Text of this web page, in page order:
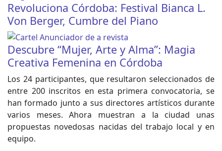
Revoluciona Córdoba: Festival Bianca L.
Von Berger, Cumbre del Piano
Descubre “Mujer, Arte y Alma”: Magia
Creativa Femenina en Córdoba
Los 24 participantes, que resultaron seleccionados de
entre 200 inscritos en esta primera convocatoria, se
han formado junto a sus directores artísticos durante
varios meses. Ahora muestran a la ciudad unas
propuestas novedosas nacidas del trabajo local y en
equipo.